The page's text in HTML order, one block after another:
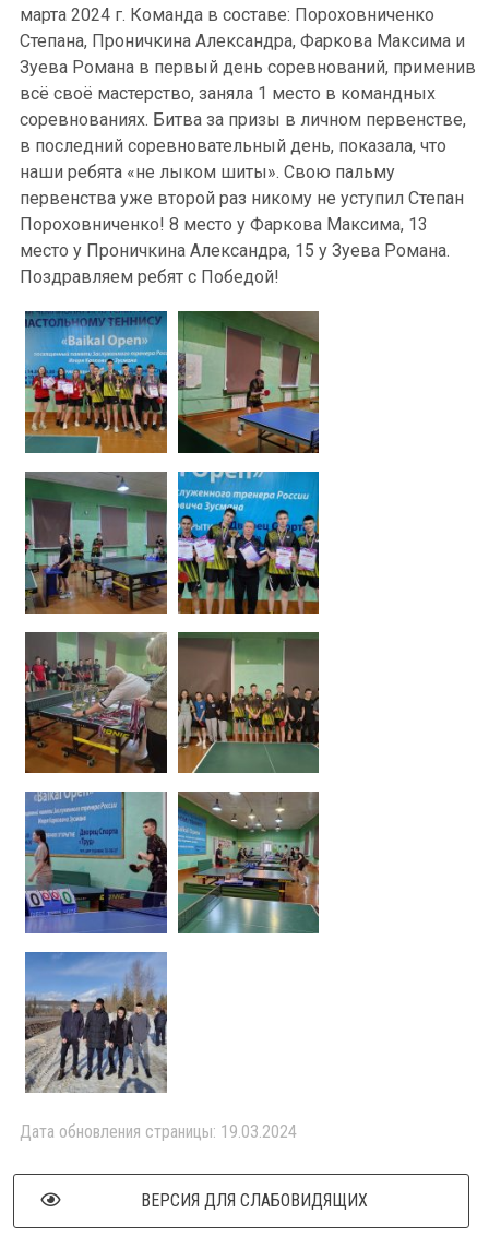
марта 2024 г. Команда в составе: Пороховниченко
Степана, Проничкина Александра, Фаркова Максима и
Зуева Романа в первый день соревнований, применив
всё своё мастерство, заняла 1 место в командных
соревнованиях. Битва за призы в личном первенстве,
в последний соревновательный день, показала, что
наши ребята «не лыком шиты». Свою пальму
первенства уже второй раз никому не уступил Степан
Пороховниченко! 8 место у Фаркова Максима, 13
место у Проничкина Александра, 15 у Зуева Романа.
Поздравляем ребят с Победой!
Дата обновления страницы: 19.03.2024
ВЕРСИЯ ДЛЯ СЛАБОВИДЯЩИХ